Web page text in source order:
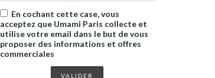
En cochant cette case, vous
acceptez que Umami Paris collecte et
utilise votre email dans le but de vous
proposer des informations et offres
commerciales